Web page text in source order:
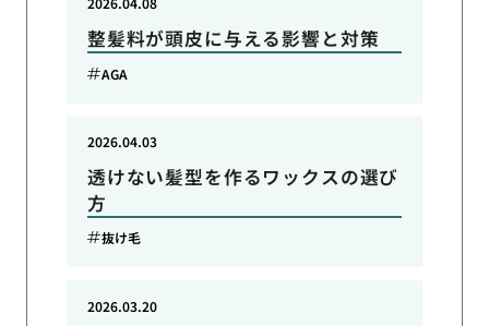
整髪料が頭皮に与える影響と対策
AGA
透けない髪型を作るワックスの選び
方
2026.04.03
抜け毛
2026.03.20